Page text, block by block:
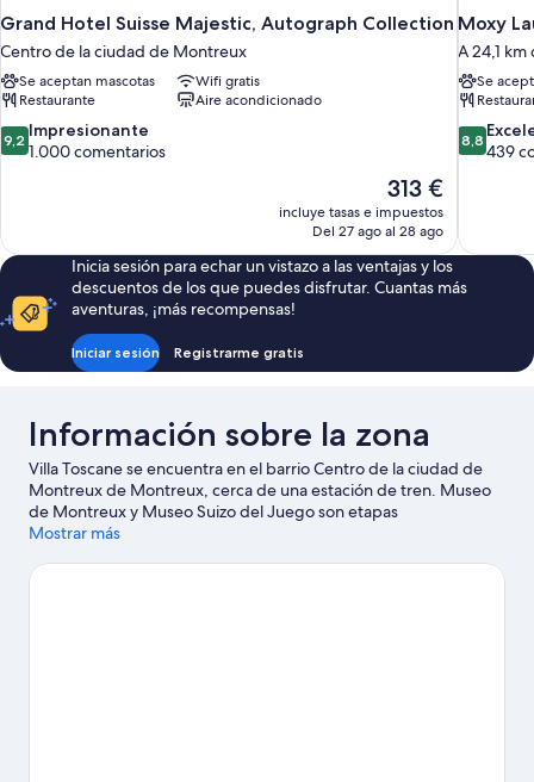
Grand Hotel Suisse Majestic, Autograph Collection
Centro de la ciudad de Montreux
Se aceptan mascotas
Wifi gratis
Restaurante
Aire acondicionado
9.2
sobre
9,2 Impresionante
1.000 comentarios
El
precio
actual
de
313 €
313 €
incluye tasas e impuestos
Del 27 ago al 28 ago
Moxy
A 24,1
Se
8.8
sobre
8,8
439
Inicia sesión para echar un vistazo a las ventajas y los
descuentos de los que puedes disfrutar. Cuantas más
aventuras, ¡más recompensas!
Iniciar sesión Registrarme gratis
Información sobre la zona
Villa Toscane se encuentra en el barrio Centro de la ciudad de
Montreux de Montreux, cerca de una estación de tren. Museo
de Montreux y Museo Suizo del Juego son etapas
fundamentales para los aficionados a la cultura en esta región,
Marché y Telesilla Caux si buscas unas vacaciones activas.
Mostrar más